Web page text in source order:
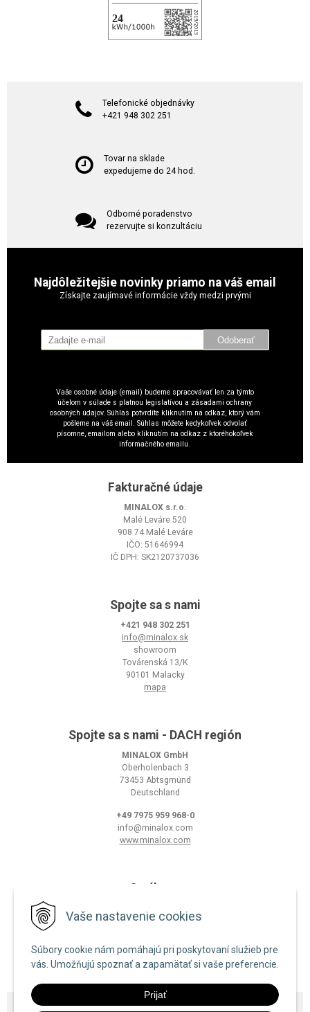
Vaše nastavenie cookies
Súbory cookie nám pomáhajú pri poskytovaní služieb pre
vás. Umožňujú spoznať a zapamätať si vaše preferencie.
Prijať
Telefonické objednávky
+421 948 302 251
Tovar na sklade
expedujeme do 24 hod.
Odborné poradenstvo
rezervujte si konzultáciu
Najdôležitejšie novinky priamo na váš email
Získajte zaujímavé informácie vždy medzi prvými
Odoberať
Vaše osobné údaje (email) budeme spracovávať len za týmto
účelom v súlade s platnou legislatívou a zásadami ochrany
osobných údajov. Súhlas potvrdíte kliknutím na odkaz, ktorý vám
pošleme na váš email. Súhlas môžete kedykoľvek odvolať
písomne, emailom alebo kliknutím na odkaz z ktoréhokoľvek
informačného emailu.
Fakturačné údaje
MINALOX s.r.o.
Malé Leváre 520
908 74 Malé Leváre
IČO: 51646994
IČ DPH: SK2120737036
Spojte sa s nami
+421 948 302 251
info@minalox.sk
showroom
Továrenská 13/K
90101 Malacky
mapa
Spojte sa s nami - DACH región
MINALOX GmbH
Oberholenbach 3
73453 Abtsgmünd
Deutschland
+49 7975 959 968-0
info@minalox.com
www.minalox.com
O nákupe
Zásady používania cookies